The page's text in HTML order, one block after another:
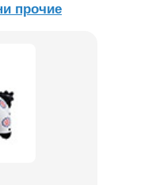
прочие